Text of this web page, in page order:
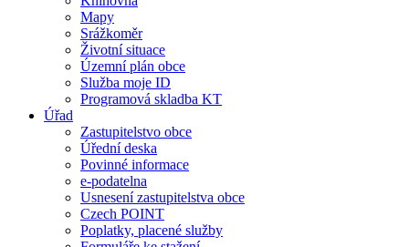
Mapy
Srážkoměr
Životní situace
Územní plán obce
Služba moje ID
Programová skladba KT
Úřad
Zastupitelstvo obce
Úřední deska
Povinné informace
e-podatelna
Usnesení zastupitelstva obce
Czech POINT
Poplatky, placené služby